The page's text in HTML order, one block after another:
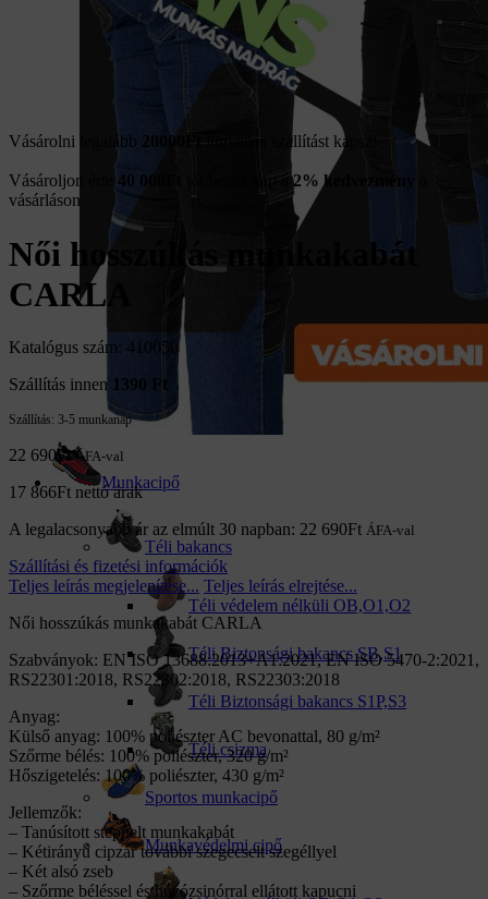
Munkacipő
Téli bakancs
Téli védelem nélküli OB,O1,O2
Téli Biztonsági bakancs SB,S1
Téli Biztonsági bakancs S1P,S3
Téli csizma
Sportos munkacipő
Munkavédelmi cipő
Vásárolni legalább 20000Ft ingyenes szállítást kapsz!
Vásároljon érte 40 000 többet és kap a2% kedvezmény
vásárláson.
Női hosszúkás munkakabát
CARLA
Katalógus szám: 410050
Szállítás innen 1390 Ft
Szállítás: 3-5 munkanap
22 690Ft ÁFA-val
17 866Ft nettó árak
A legalacsonyabb ár az elmúlt 30 napban: 22 690Ft ÁFA-val
Szállítási és fizetési információk
Teljes leírás megjelenítése... Teljes leírás elrejtése...
Női hosszúkás munkakabát CARLA
Szabványok: EN ISO 13688:2013+A1:2021, EN ISO 5470-2:2021,
RS22301:2018, RS22302:2018, RS22303:2018
Anyag:
Külső anyag: 100% poliészter AC bevonattal, 80 g/m²
Szőrme bélés: 100% poliészter, 320 g/m²
Hőszigetelés: 100% poliészter, 430 g/m²
Jellemzők:
– Tanúsított steppelt munkakabát
– ​​Kétirányú cipzár további szegecselt szegéllyel
– Két alsó zseb
– Szőrme béléssel és húzózsinórral ellátott kapucni